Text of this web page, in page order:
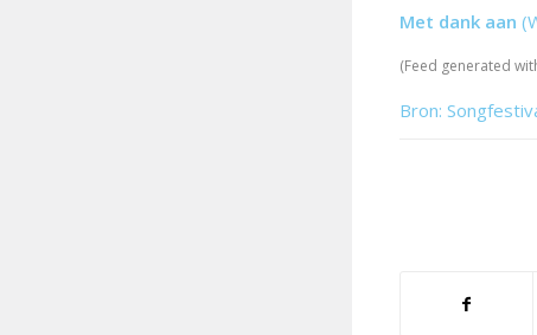
Met dank aan
(Feed generated
Bron: